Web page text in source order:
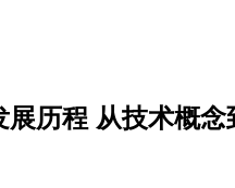
展历程 从技术概